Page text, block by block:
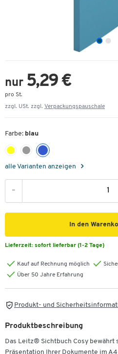
nur 5,29 €
pro St.
zzgl. USt. zzgl. Verpackungspauschale
Farbe: blau
alle Varianten anzeigen
-
In den
Lieferzeit: sofort lieferbar (1-2 Tage)
Kauf auf Rechnung möglich
Über 50 Jahre Erfahrung
Produkt- und
Produktbeschreibung
Das Leitz® Sichtbuch Cosy bewährt
Präsentation Ihrer Dokumente im